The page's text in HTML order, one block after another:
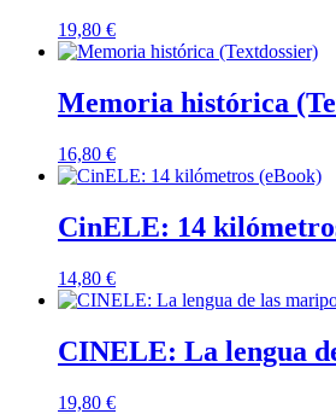
19,80 €
Memoria histórica
16,80 €
CinELE: 14
14,80 €
CINELE: La lengua
19,80 €